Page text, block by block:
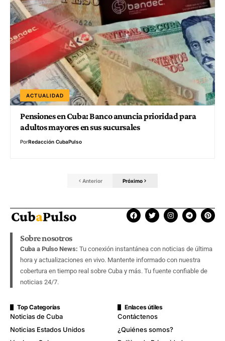
ACTUALIDAD
Pensiones en Cuba: Banco anuncia prioridad para
adultos mayores en sus sucursales
PorRedacción CubaPulso
Anterior Próximo
Sobre nosotros
Cuba a Pulso News: Tu conexión instantánea con noticias de última
hora y actualizaciones en vivo. Mantente informado con nuestra
cobertura en tiempo real sobre Cuba y más. Tu fuente confiable de
noticias 24/7.
Top Categorías
Noticias de Cuba
Noticias Estados Unidos
Enlaces útiles
Contáctenos
¿Quiénes somos?